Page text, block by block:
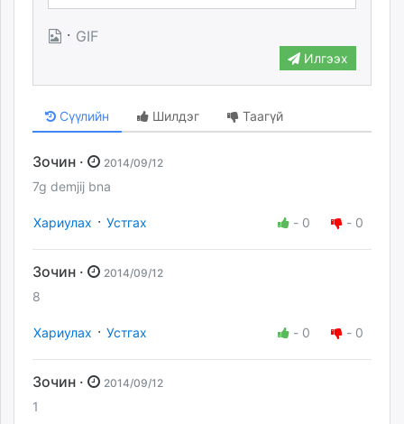
· GIF
Илгээх
Сүүлийн Шилдэг Таагүй
Зочин · 2014/09/12
7g demjij bna
Хариулах · Устгах - 0 - 0
Зочин · 2014/09/12
8
Хариулах · Устгах - 0 - 0
Зочин · 2014/09/12
1